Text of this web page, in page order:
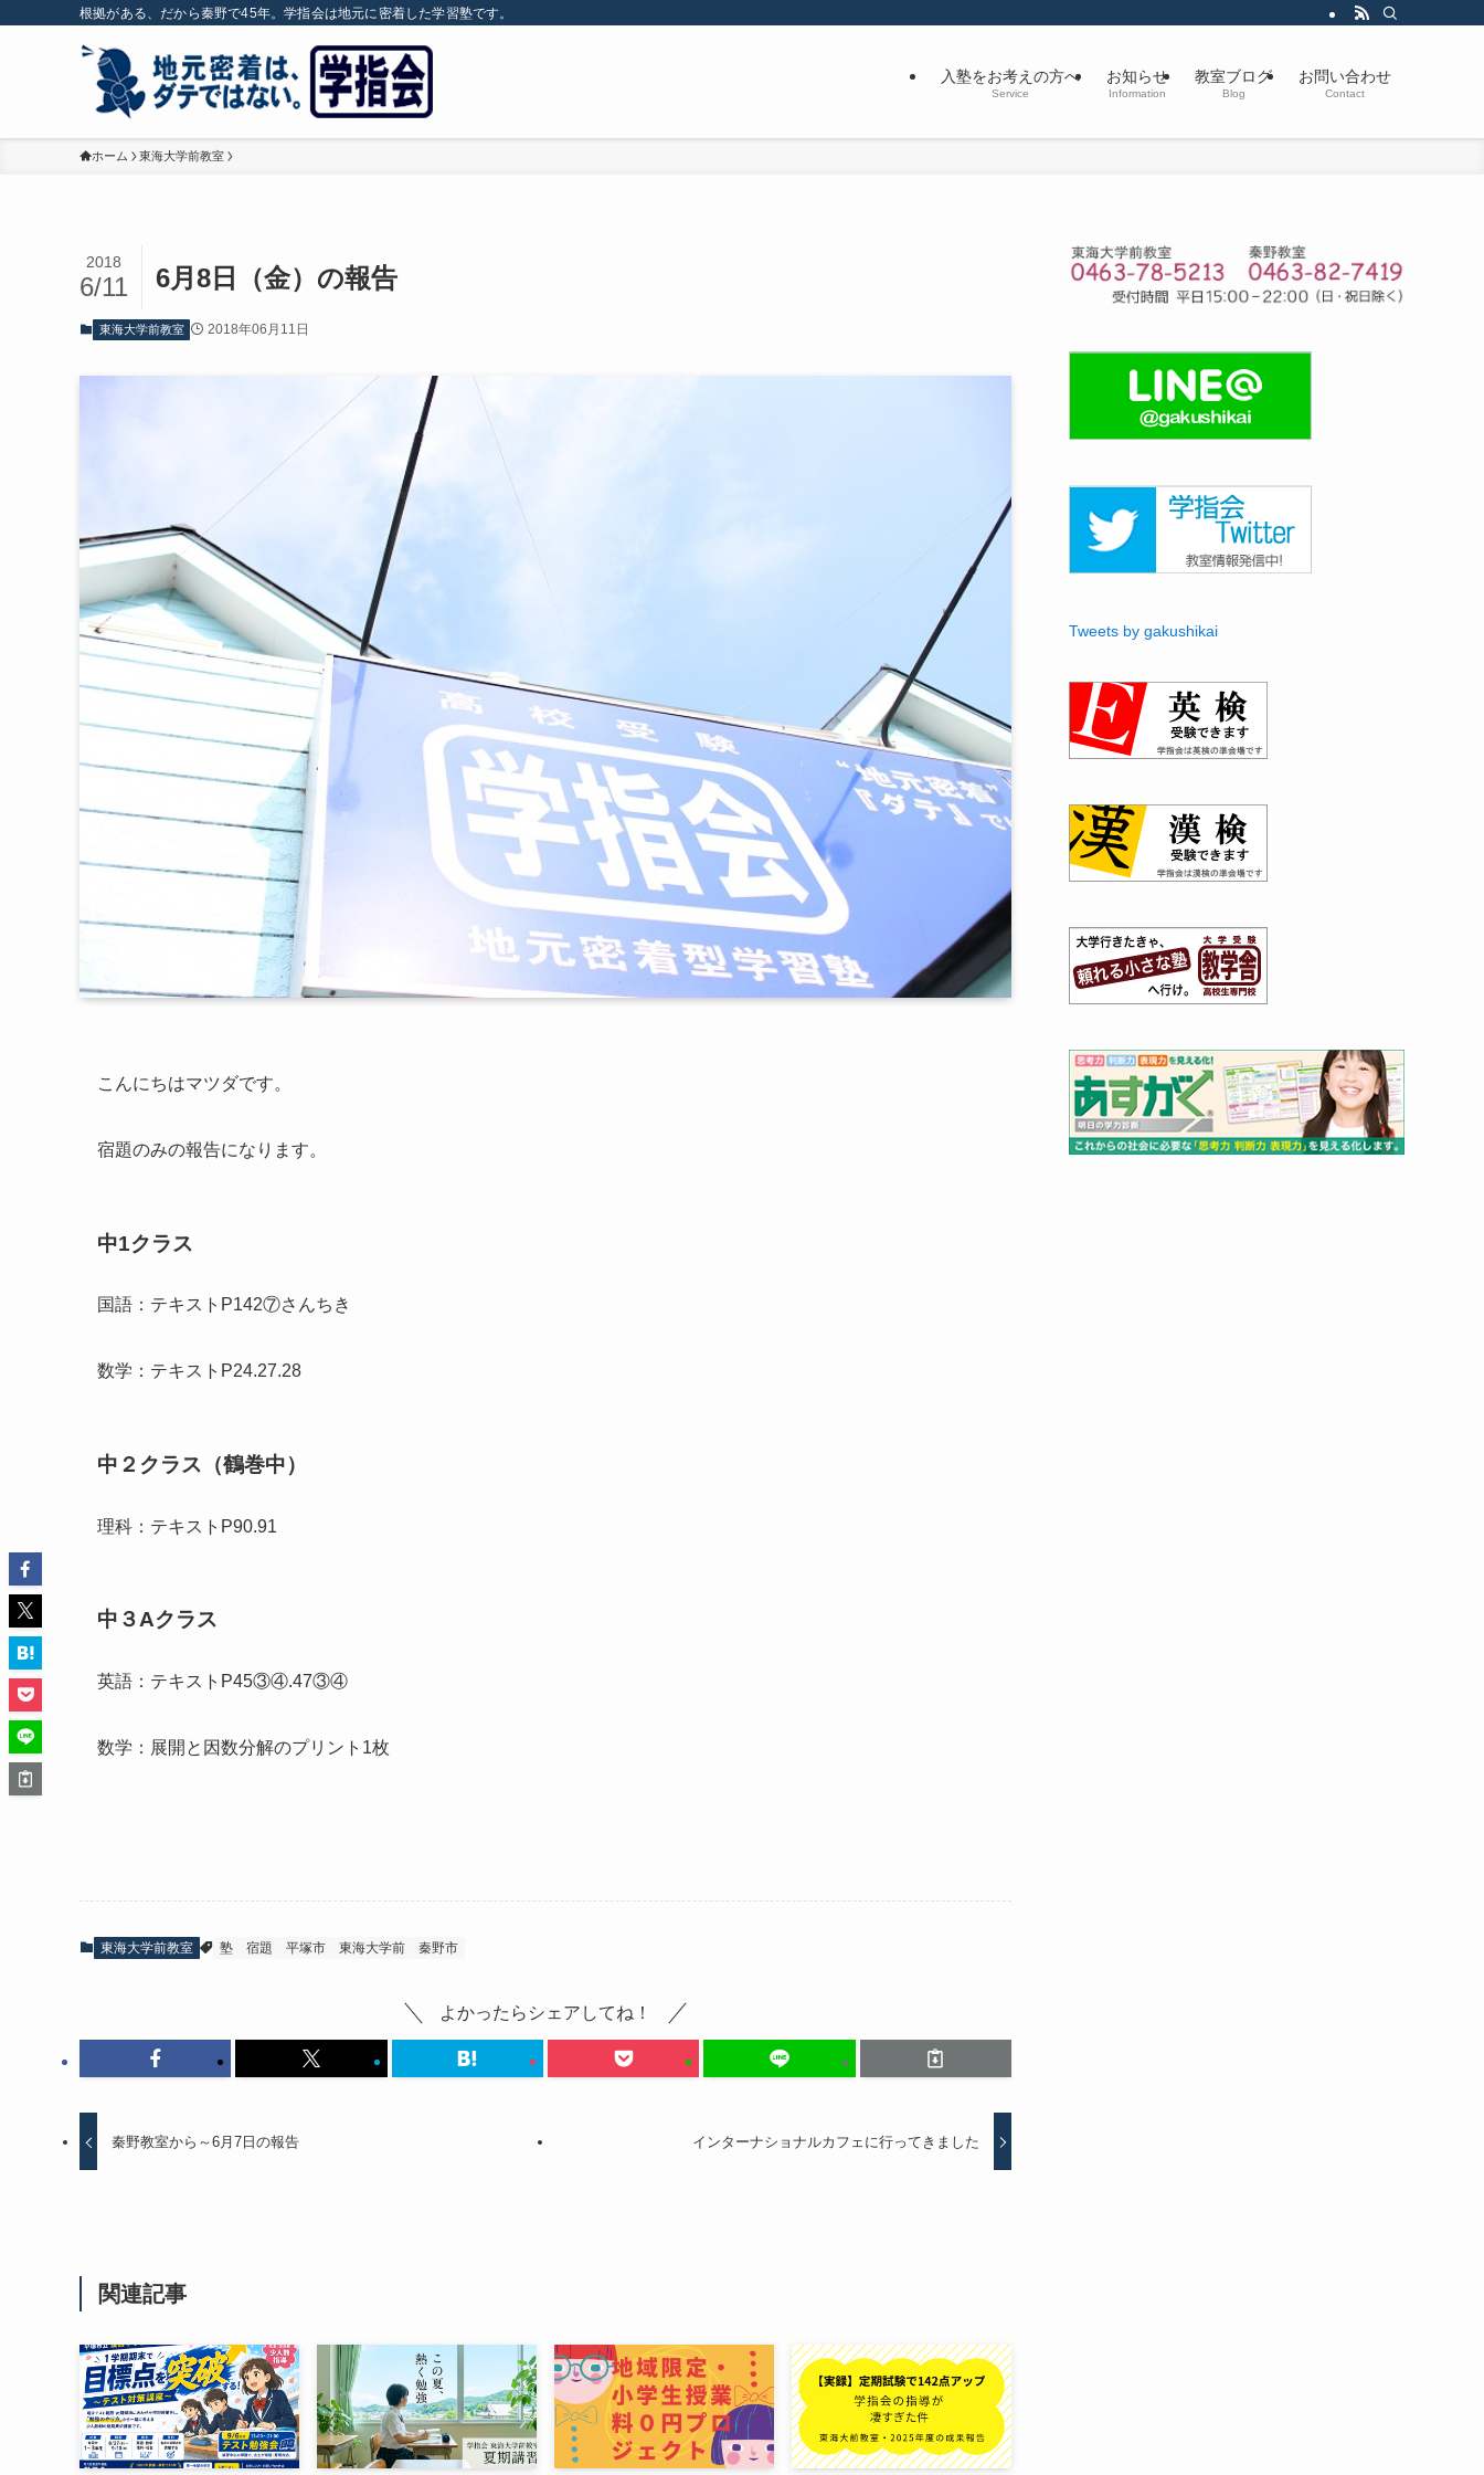
根拠がある、だから秦野で45年。学指会は地元に密着した学習塾です。
入塾をお考えの方へ
Service
お知らせ
Information
教室ブログ
Blog
お問い合わせ
Contact
ホーム 東海大学前教室
6月8日（金）の報告
2018
6/11
東海大学前教室 2018年06月11日
こんにちはマツダです。
宿題のみの報告になります。
中1クラス
国語：テキストP142⑦さんちき
数学：テキストP24.27.28
中２クラス（鶴巻中）
理科：テキストP90.91
中３Aクラス
英語：テキストP45③④.47③④
数学：展開と因数分解のプリント1枚
東海大学前教室 塾 宿題 平塚市 東海大学前 秦野市
よかったらシェアしてね！
秦野教室から～6月7日の報告 インターナショナルカフェに行ってきました
関連記事
Tweets by gakushikai